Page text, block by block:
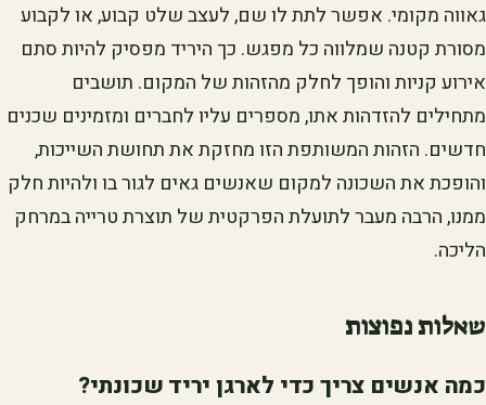
גאווה מקומי. אפשר לתת לו שם, לעצב שלט קבוע, או לקבוע
מסורת קטנה שמלווה כל מפגש. כך היריד מפסיק להיות סתם
אירוע קניות והופך לחלק מהזהות של המקום. תושבים
מתחילים להזדהות אתו, מספרים עליו לחברים ומזמינים שכנים
חדשים. הזהות המשותפת הזו מחזקת את תחושת השייכות,
והופכת את השכונה למקום שאנשים גאים לגור בו ולהיות חלק
ממנו, הרבה מעבר לתועלת הפרקטית של תוצרת טרייה במרחק
הליכה.
שאלות נפוצות
כמה אנשים צריך כדי לארגן יריד שכונתי?